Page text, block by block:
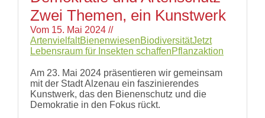
Zwei Themen, ein Kunstwerk
Vom 15. Mai 2024 //
ArtenvielfaltBienenwiesenBiodiversitätJetzt
Lebensraum für Insekten schaffenPflanzaktion
Am 23. Mai 2024 präsentieren wir gemeinsam
mit der Stadt Alzenau ein faszinierendes
Kunstwerk, das den Bienenschutz und die
Demokratie in den Fokus rückt.